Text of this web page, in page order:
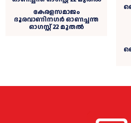
കേരളസമാജം
ദൂരവാണിനഗർ ഓണച്ചന്ത
ഓഗസ്റ്റ്‌ 22 മുതൽ